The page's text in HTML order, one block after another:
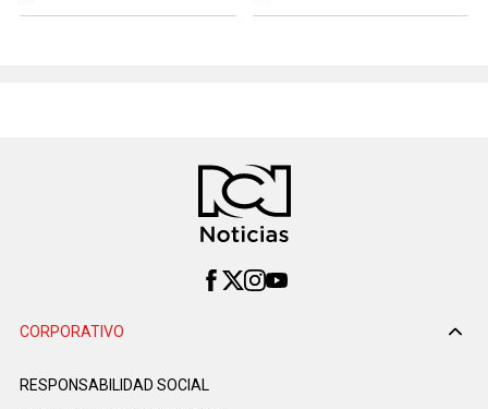
CORPORATIVO
RESPONSABILIDAD SOCIAL